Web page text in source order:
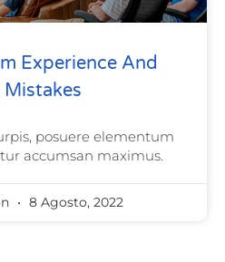
Experience And
Mistakes
posuere elementum
accumsan maximus.
8 Agosto, 2022